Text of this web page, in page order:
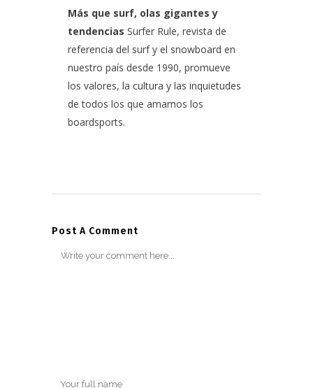
Más que surf, olas gigantes y
tendencias Surfer Rule, revista de
referencia del surf y el snowboard en
nuestro país desde 1990, promueve
los valores, la cultura y las inquietudes
de todos los que amamos los
boardsports.
Post A Comment